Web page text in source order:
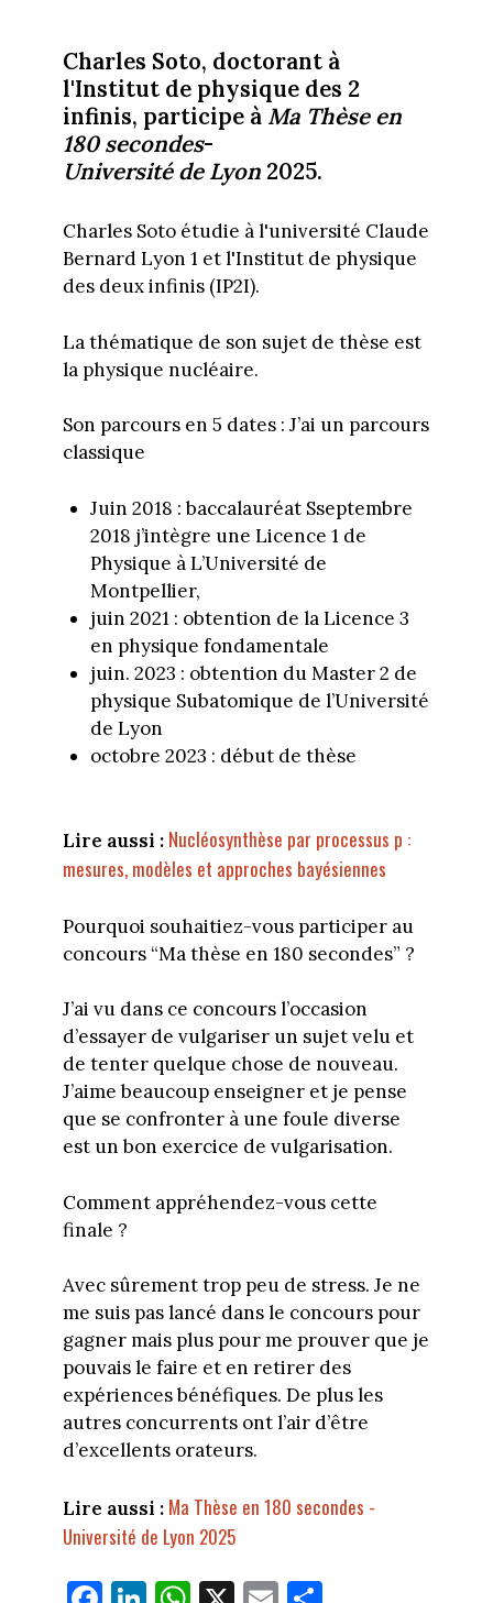
Charles Soto, doctorant à
l'Institut de physique des 2
infinis, participe à Ma Thèse en
180 secondes-
Université de Lyon2025.
Charles Soto étudie à l'université Claude
Bernard Lyon 1 et l'Institut de physique
des deux infinis (IP2I).
La thématique de son sujet de thèse est
la physique nucléaire.
Son parcours en 5 dates : J’ai un parcours
classique
Juin 2018 : baccalauréat Sseptembre
2018 j’intègre une Licence 1 de
Physique à L’Université de
Montpellier,
juin 2021 : obtention de la Licence 3
en physique fondamentale
juin. 2023 : obtention du Master 2 de
physique Subatomique de l’Université
de Lyon
octobre 2023 : début de thèse
Lire aussi :Nucléosynthèse par processus p :
mesures, modèles et approches bayésiennes
Pourquoi souhaitiez-vous participer au
concours “Ma thèse en 180 secondes” ?
J’ai vu dans ce concours l’occasion
d’essayer de vulgariser un sujet velu et
de tenter quelque chose de nouveau.
J’aime beaucoup enseigner et je pense
que se confronter à une foule diverse
est un bon exercice de vulgarisation.
Comment appréhendez-vous cette
finale ?
Avec sûrement trop peu de stress. Je ne
me suis pas lancé dans le concours pour
gagner mais plus pour me prouver que je
pouvais le faire et en retirer des
expériences bénéfiques. De plus les
autres concurrents ont l’air d’être
d’excellents orateurs.
Lire aussi : Ma Thèse en 180 secondes -
Université de Lyon 2025